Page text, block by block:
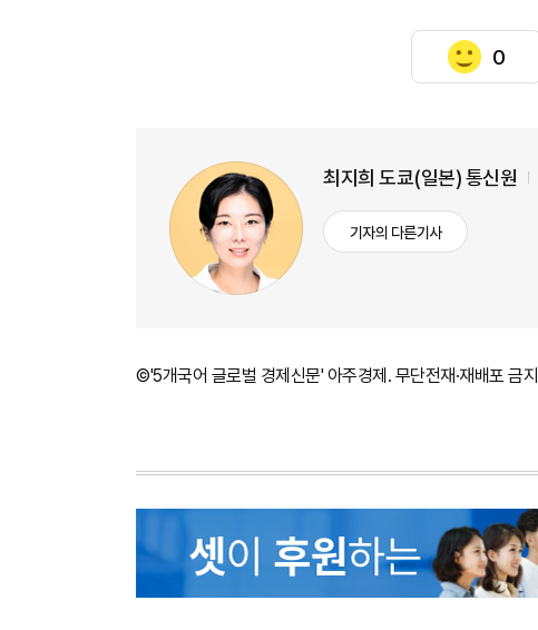
0
최지희 도쿄(일본) 통신원
기자의 다른기사
©'5개국어 글로벌 경제신문' 아주경제. 무단전재·재배포 금지